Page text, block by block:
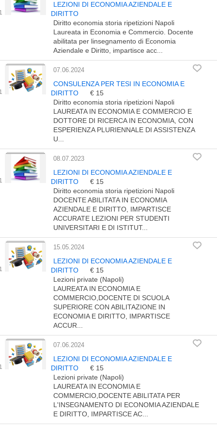
LEZIONI DI ECONOMIA AZIENDALE E
DIRITTO
Diritto economia storia ripetizioni Napoli
Laureata in Economia e Commercio. Docente
abilitata per linsegnamento di Economia
Aziendale e Diritto, impartisce acc...
07.06.2024
CONSULENZA PER TESI IN ECONOMIA E
DIRITTO
€ 15
Diritto economia storia ripetizioni Napoli
LAUREATA IN ECONOMIA E COMMERCIO E
DOTTORE DI RICERCA IN ECONOMIA, CON
ESPERIENZA PLURIENNALE DI ASSISTENZA
U...
08.07.2023
LEZIONI DI ECONOMIA AZIENDALE E
DIRITTO
€ 15
Diritto economia storia ripetizioni Napoli
DOCENTE ABILITATA IN ECONOMIA
AZIENDALE E DIRITTO, IMPARTISCE
ACCURATE LEZIONI PER STUDENTI
UNIVERSITARI E DI ISTITUT...
15.05.2024
LEZIONI DI ECONOMIA AZIENDALE E
DIRITTO
€ 15
Lezioni private (Napoli)
LAUREATA IN ECONOMIA E
COMMERCIO,DOCENTE DI SCUOLA
SUPERIORE CON ABILITAZIONE IN
ECONOMIA E DIRITTO, IMPARTISCE
ACCUR...
07.06.2024
LEZIONI DI ECONOMIA AZIENDALE E
DIRITTO
€ 15
Lezioni private (Napoli)
LAUREATA IN ECONOMIA E
COMMERCIO,DOCENTE ABILITATA PER
L'INSEGNAMENTO DI ECONOMIA AZIENDALE
E DIRITTO, IMPARTISCE AC...